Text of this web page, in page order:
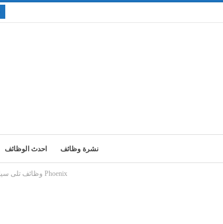
احدث الوظائف نشرة وظائف
وظائف تلى سيلز فى شركة Phoenix